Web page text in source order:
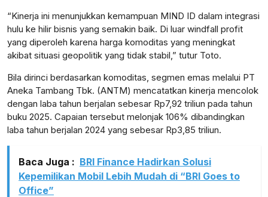
postsumatera.id
“Kinerja ini menunjukkan kemampuan MIND ID dalam integrasi
hulu ke hilir bisnis yang semakin baik. Di luar windfall profit
yang diperoleh karena harga komoditas yang meningkat
akibat situasi geopolitik yang tidak stabil,” tutur Toto.
Bila dirinci berdasarkan komoditas, segmen emas melalui PT
Aneka Tambang Tbk. (ANTM) mencatatkan kinerja mencolok
dengan laba tahun berjalan sebesar Rp7,92 triliun pada tahun
buku 2025. Capaian tersebut melonjak 106% dibandingkan
laba tahun berjalan 2024 yang sebesar Rp3,85 triliun.
Baca Juga : BRI Finance Hadirkan Solusi
Kepemilikan Mobil Lebih Mudah di “BRI Goes to
Office”